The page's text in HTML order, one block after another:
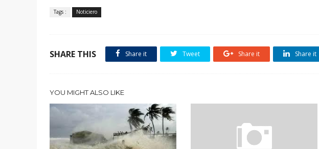
Tags : Noticiero
SHARE THIS Share it Tweet Share it Share it
YOU MIGHT ALSO LIKE